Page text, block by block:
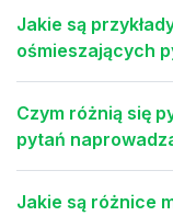
Jakie są
ośmieszających
Czym różnią się
pytań
Jakie są różnice